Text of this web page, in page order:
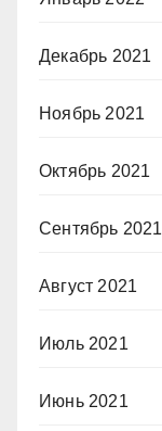
Декабрь 2021
Ноябрь 2021
Октябрь 2021
Сентябрь 2021
Август 2021
Июль 2021
Июнь 2021